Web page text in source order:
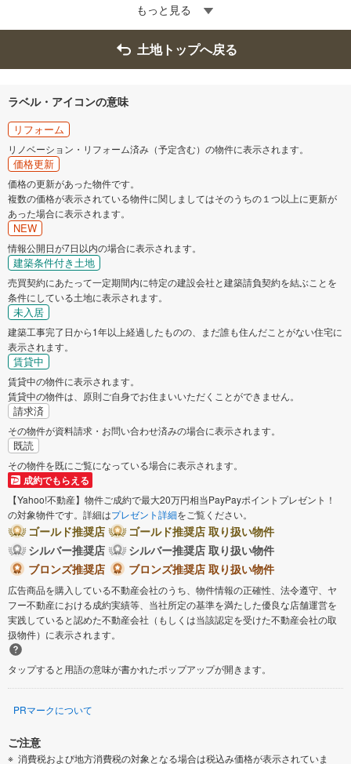
もっと見る
土地トップへ戻る
ラベル・アイコンの意味
リフォーム
リノベーション・リフォーム済み（予定含む）の物件に表示されます。
価格更新
価格の更新があった物件です。
複数の価格が表示されている物件に関しましてはそのうちの１つ以上に更新が
あった場合に表示されます。
NEW
情報公開日が7日以内の場合に表示されます。
建築条件付き土地
売買契約にあたって一定期間内に特定の建設会社と建築請負契約を結ぶことを
条件にしている土地に表示されます。
未入居
建築工事完了日から1年以上経過したものの、まだ誰も住んだことがない住宅に
表示されます。
賃貸中
賃貸中の物件に表示されます。
賃貸中の物件は、原則ご自身でお住まいいただくことができません。
請求済
その物件が資料請求・お問い合わせ済みの場合に表示されます。
既読
その物件を既にご覧になっている場合に表示されます。
成約でもらえる
【Yahoo!不動産】物件ご成約で最大20万円相当PayPayポイントプレゼント！
の対象物件です。詳細はプレゼント詳細をご覧ください。
ゴールド推奨店
ゴールド推奨店 取り扱い物件
シルバー推奨店
シルバー推奨店 取り扱い物件
ブロンズ推奨店
ブロンズ推奨店 取り扱い物件
広告商品を購入している不動産会社のうち、物件情報の正確性、法令遵守、ヤ
フー不動産における成約実績等、当社所定の基準を満たした優良な店舗運営を
実践していると認めた不動産会社（もしくは当該認定を受けた不動産会社の取
扱物件）に表示されます。
タップすると用語の意味が書かれたポップアップが開きます。
PRマークについて
ご注意
消費税および地方消費税の対象となる場合は税込み価格が表示されていま